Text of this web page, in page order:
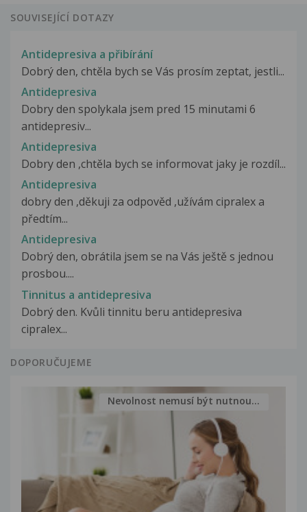
SOUVISEJÍCÍ DOTAZY
Antidepresiva a přibírání
Dobrý den, chtěla bych se Vás prosím zeptat, jestli...
Antidepresiva
Dobry den spolykala jsem pred 15 minutami 6
antidepresiv...
Antidepresiva
Dobry den ,chtěla bych se informovat jaky je rozdíl...
Antidepresiva
dobry den ,děkuji za odpověd ,užívám cipralex a
předtím...
Antidepresiva
Dobrý den, obrátila jsem se na Vás ještě s jednou
prosbou....
Tinnitus a antidepresiva
Dobrý den. Kvůli tinnitu beru antidepresiva
cipralex...
DOPORUČUJEME
Nevolnost nemusí být nutnou...